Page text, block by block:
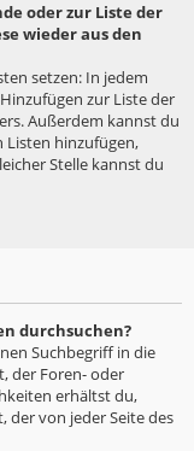
oder zur Liste der
wieder aus den
setzen: In jedem
zur Liste der
Außerdem kannst du
Listen hinzufügen,
Stelle kannst du
durchsuchen?
Suchbegriff in die
der Foren- oder
erhältst du,
der von jeder Seite des